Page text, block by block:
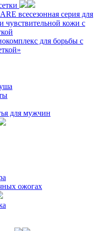
всесезонная серия для
чувствительной кожи с
для борьбы с
для мужчин
ожогах